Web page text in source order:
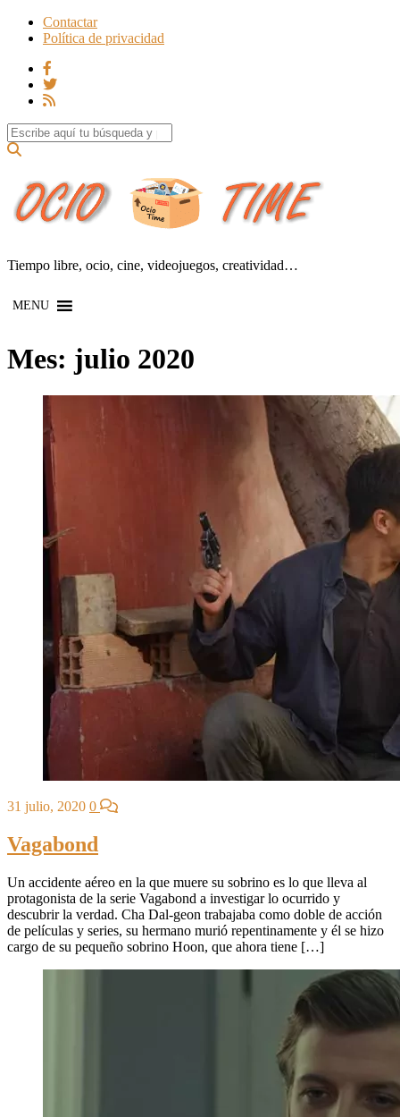
Contactar
Política de privacidad
Search for:
Tiempo libre, ocio, cine, videojuegos, creatividad…
MENU
Mes: julio 2020
31 julio, 2020 0
Vagabond
Un accidente aéreo en la que muere su sobrino es lo que lleva al
protagonista de la serie Vagabond a investigar lo ocurrido y
descubrir la verdad. Cha Dal-geon trabajaba como doble de acción
de películas y series, su hermano murió repentinamente y él se hizo
cargo de su pequeño sobrino Hoon, que ahora tiene […]